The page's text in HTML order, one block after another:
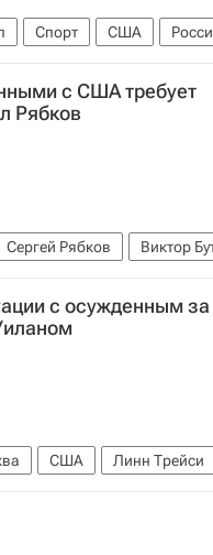
Спорт США
с США требует
Рябков
Сергей Рябков Виктор
с осужденным за
США Линн Трейси
служба